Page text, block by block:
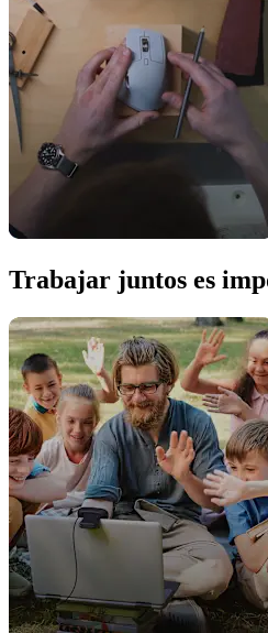
Trabajar juntos es